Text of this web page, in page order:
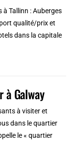
à Tallinn : Auberges
qualité/prix et
dans la capitale
Galway
à visiter et
dans le quartier
le « quartier